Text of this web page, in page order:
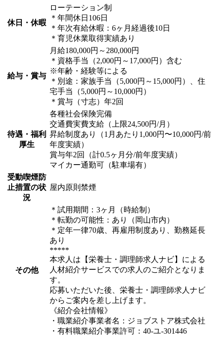
休日・休暇
ローテーション制
＊年間休日106日
＊年次有給休暇：6ヶ月経過後10日
＊育児休業取得実績あり
給与・賞与
月給180,000円～280,000円
＊資格手当（2,000円～17,000円）含む
※年齢・経験等による
＊別途：家族手当（5,000円～15,000円）、住
宅手当（5,000円～10,000円）
＊賞与（寸志）年2回
待遇・福利
厚生
各種社会保険完備
交通費実費支給（上限24,500円/月）
昇給制度あり（1月あたり1,000円〜10,000円/前
年度実績）
賞与年2回（計0.5ヶ月分/前年度実績）
マイカー通勤可（駐車場有）
受動喫煙防
止措置の状
況
屋内原則禁煙
その他
＊試用期間：3ヶ月（時給制）
＊転勤の可能性：あり（岡山市内）
＊定年一律70歳、再雇用制度あり、勤務延長
あり
*****
本求人は【栄養士・調理師求人ナビ】による
人材紹介サービスでの求人のご紹介となりま
す。
応募いただいた後、栄養士・調理師求人ナビ
からご案内を差し上げます。
《紹介会社情報》
・職業紹介事業者名：ジョブストア株式会社
・有料職業紹介事業許可：40-ユ-301446